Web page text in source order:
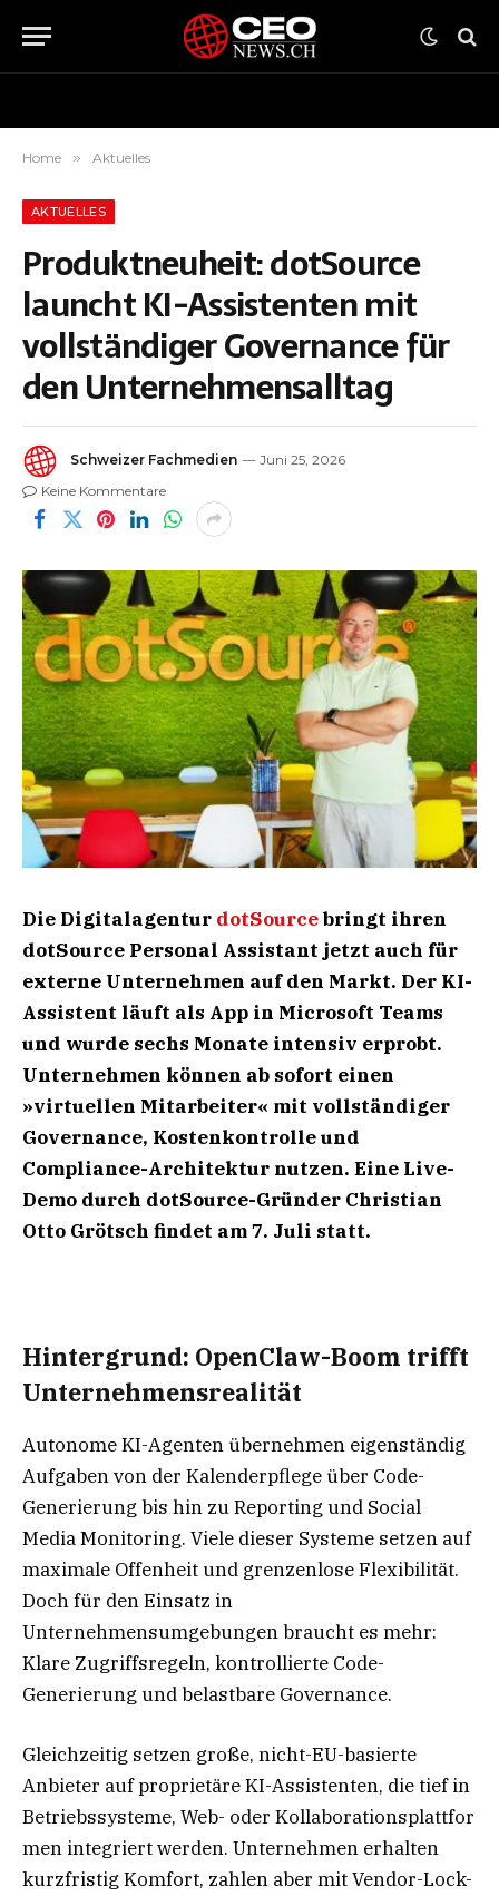
Home » Aktuelles
AKTUELLES
Produktneuheit: dotSource
launcht KI-Assistenten mit
vollständiger Governance für
den Unternehmensalltag
Schweizer Fachmedien
Juni 25, 2026
Keine Kommentare
Die Digitalagentur dotSourcebringt ihren
dotSource Personal Assistant jetzt auch für
externe Unternehmen auf den Markt. Der KI-
Assistent läuft als App in Microsoft Teams
und wurde sechs Monate intensiv erprobt.
Unternehmen können ab sofort einen
»virtuellen Mitarbeiter« mit vollständiger
Governance, Kostenkontrolle und
Compliance-Architektur nutzen. Eine Live-
Demo durch dotSource-Gründer Christian
Otto Grötsch findet am 7. Juli statt.
Hintergrund: OpenClaw-Boom trifft
Unternehmensrealität
Autonome KI-Agenten übernehmen eigenständig
Aufgaben von der Kalenderpflege über Code-
Generierung bis hin zu Reporting und Social
Media Monitoring. Viele dieser Systeme setzen auf
maximale Offenheit und grenzenlose Flexibilität.
Doch für den Einsatz in
Unternehmensumgebungen braucht es mehr:
Klare Zugriffsregeln, kontrollierte Code-
Generierung und belastbare Governance.
Gleichzeitig setzen große, nicht-EU-basierte
Anbieter auf proprietäre KI-Assistenten, die tief in
Betriebssysteme, Web- oder Kollaborationsplattfor
men integriert werden. Unternehmen erhalten
kurzfristig Komfort, zahlen aber mit Vendor-Lock-